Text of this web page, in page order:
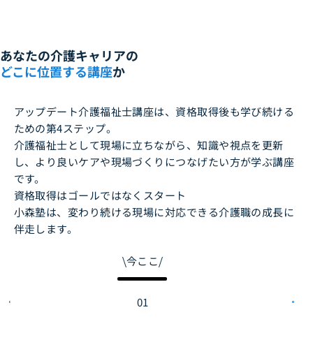
あなたの介護キャリアの
どこに位置する講座か
アップデート介護福祉士講座は、資格取得後も学び続ける
ための第4ステップ。
介護福祉士として現場に立ちながら、知識や視点を更新
し、より良いケアや現場づくりにつなげたい方が学ぶ講座
です。
資格取得はゴールではなくスタート
小森塾は、変わり続ける現場に対応できる介護職の成長に
伴走します。
⧹今ここ⧸
01